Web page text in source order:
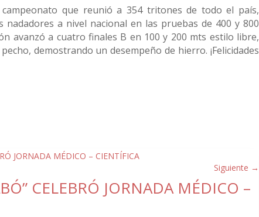
que reunió a 354 tritones de todo el país,
a nivel nacional en las pruebas de 400 y 800
avanzó a cuatro finales B en 100 y 200 mts estilo libre,
demostrando un desempeño de hierro. ¡Felicidades
Siguiente →
CELEBRÓ JORNADA MÉDICO –